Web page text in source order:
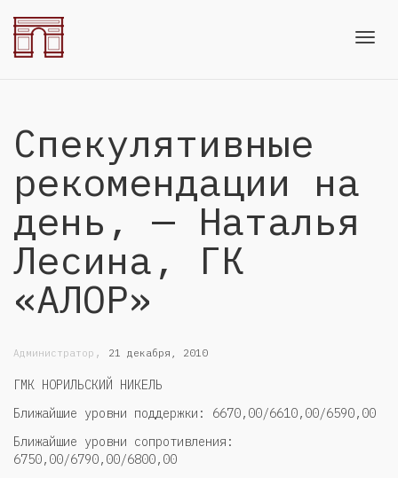
Спекулятивные
рекомендации на
день, — Наталья
Лесина, ГК
«АЛОР»
Администратор , 21 декабря, 2010
ГМК НОРИЛЬСКИЙ НИКЕЛЬ
Ближайшие уровни поддержки: 6670,00/6610,00/6590,00
Ближайшие уровни сопротивления:
6750,00/6790,00/6800,00